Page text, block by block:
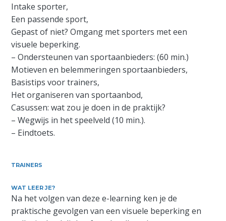
Intake sporter,
Een passende sport,
Gepast of niet? Omgang met sporters met een
visuele beperking.
– Ondersteunen van sportaanbieders: (60 min.)
Motieven en belemmeringen sportaanbieders,
Basistips voor trainers,
Het organiseren van sportaanbod,
Casussen: wat zou je doen in de praktijk?
– Wegwijs in het speelveld (10 min.).
– Eindtoets.
TRAINERS
WAT LEER JE?
Na het volgen van deze e-learning ken je de
praktische gevolgen van een visuele beperking en